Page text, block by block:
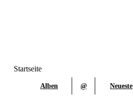
Startseite
Alben @ Neueste